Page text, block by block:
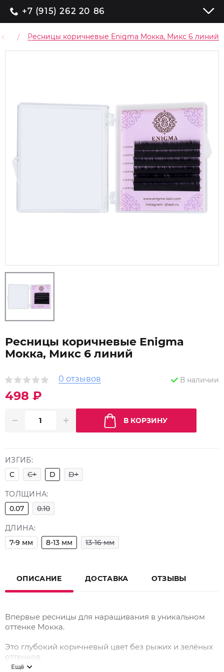
+7 (915) 262 20 86
Ресницы коричневые Enigma Мокка, Микс 6 линий
0 отзывов В наличии
Ресницы коричневые Enigma
Мокка, Микс 6 линий
498 ₽
В КОРЗИНУ
ИЗГИБ:
C
C+ D D+
ТОЛЩИНА:
0.07
0.10
ДЛИНА:
7-9 мм
8-13 мм 13-16 мм
ОПИСАНИЕ ДОСТАВКА ОТЗЫВЫ
Впервые ресницы для наращивания в уникальном
оттенке Мокка.
Это глубокий коричневый цвет без рыжих и зелёных
оттенков.
Ещё